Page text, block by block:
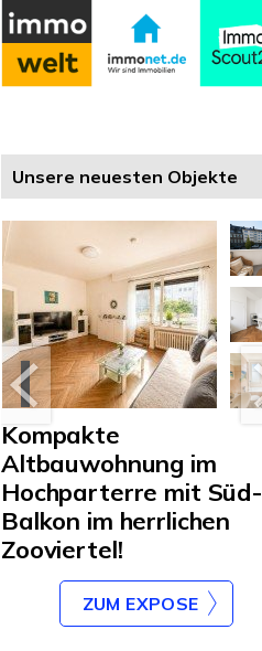
Unsere neuesten Objekte
Kompakte
Altbauwohnung im
Hochparterre mit Süd-
Balkon im herrlichen
Zooviertel!
ZUM EXPOSE